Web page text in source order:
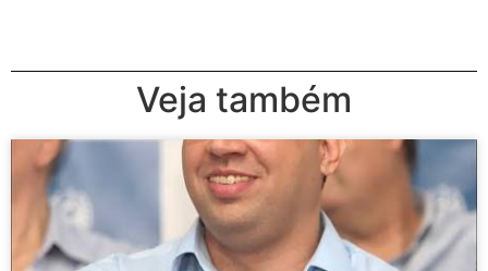
Veja também